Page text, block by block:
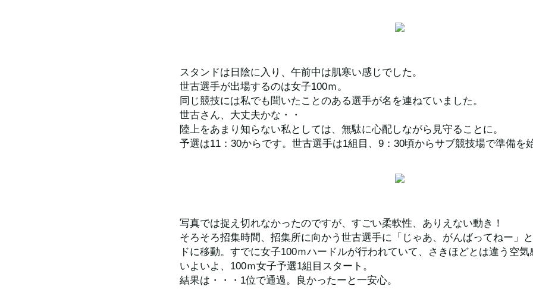
スタンドは日陰に入り、午前中は肌寒い感じでした。
世古選手が出場するのは女子100ｍ。
同じ競技には私でも聞いたことのある選手が名を連ねていました。
世古さん、大丈夫かな・・
陸上をあまり知らない私としては、無駄に心配しながら見守ることに。
予選は11：30からです。世古選手は1組目、9：30頃からサブ競技場で準備を
写真では捉え切れなかったのですが、すごい柔軟性、ありえない動き！
そろそろ招集時間、招集所に向かう世古選手に「じゃあ、がんばってねー」
ドに移動。すでに女子100ｍハードルが行われていて、さきほどとは違う空気
いよいよ、100ｍ女子予選1組目スタート。
結果は・・・1位で通過。良かったーと一安心。